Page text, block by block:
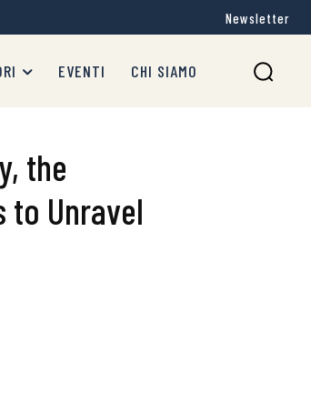
Newsletter
EVENTI CHI SIAMO
the
to Unravel